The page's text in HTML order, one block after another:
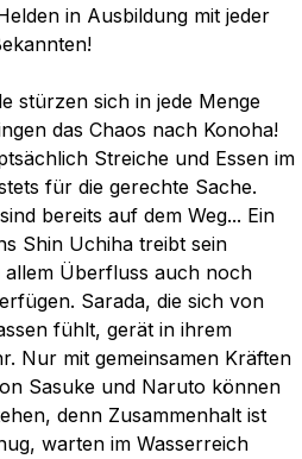
in Ausbildung mit jeder
stürzen sich in jede Menge
das Chaos nach Konoha!
Streiche und Essen im
für die gerechte Sache.
bereits auf dem Weg... Ein
Shin Uchiha treibt sein
Überfluss auch noch
Sarada, die sich von
fühlt, gerät in ihrem
Nur mit gemeinsamen Kräften
Sasuke und Naruto können
denn Zusammenhalt ist
warten im Wasserreich